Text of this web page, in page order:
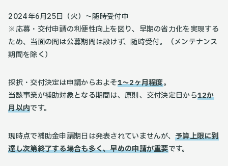
2024年6月25日（火）～随時受付中
※応募・交付申請の利便性向上を図り、早期の省力化を実現する
ため、当面の間は公募期間は設けず、随時受付。（メンテナンス
期間を除く）
採択・交付決定は申請からおよそ1～2ヶ月程度。
当該事業が補助対象となる期間は、原則、交付決定日から12か
月以内です。
現時点で補助金申請期日は発表されていませんが、 予算上限に到
達し次第終了する場合も多く、早めの申請が重要です。